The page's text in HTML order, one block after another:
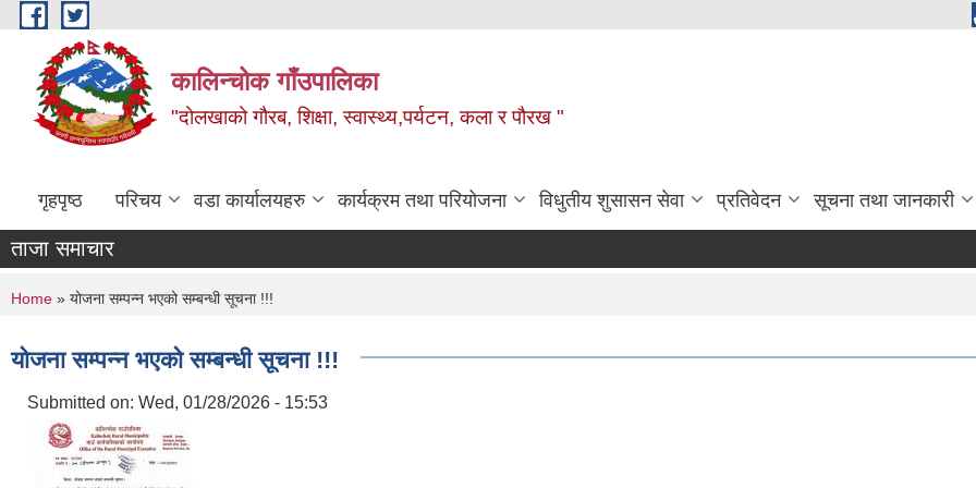
Skip to main content
कालिन्चोक गाँउपालिका
"दोलखाको गौरब, शिक्षा, स्वास्थ्य,पर्यटन, कला र पौरख "
गृहपृष्ठ परिचय वडा कार्यालयहरु कार्यक्रम तथा परियोजना विधुतीय शुसासन सेवा प्रतिवेदन सूचना तथा जानकारी
ताजा समाचार
You are here
Home » योजना सम्पन्न भएको सम्बन्धी सूचना !!!
योजना सम्पन्न भएको सम्बन्धी सूचना !!!
Submitted on: Wed, 01/28/2026 - 15:53